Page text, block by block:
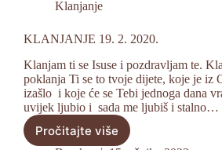
Klanjanje
KLANJANJE 19. 2. 2020.
Klanjam ti se Isuse i pozdravljam te.
poklanja Ti se to tvoje dijete, koje je iz
izašlo i koje će se Tebi jednoga dana
uvijek ljubio i sada me ljubiš i stalno…
Pročitajte više
KLANJANJE